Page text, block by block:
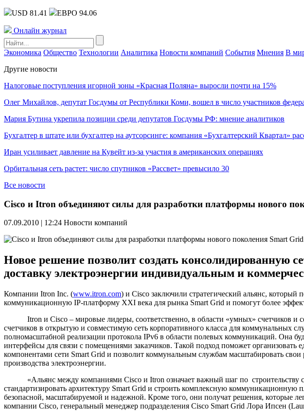
USD 81.41 ЕВРО 94.06
Онлайн журнал
Экономика Общество Технологии Аналитика Новости компаний События Мнения В
Другие новости
Налоговые поступления игорной зоны «Красная Поляна» выросли почти на 15%
Олег Михайлов, депутат Госдумы от Республики Коми, вошел в число участников
Мария Бутина укрепила позиции среди депутатов Госдумы РФ: мнение аналитиков
Бухгалтер в штате или бухгалтер на аутсорсинге: компания «Бухгалтерский Квартал»
Иран усиливает давление на Кувейт из-за участия в американских операциях
Орбитальная сеть растет: число спутников «Рассвет» превысило 30
Все новости
Cisco и Itron объединяют силы для разработки платформы нового
07.09.2010 | 12:24 Новости компаний
Новое решение позволит создать консолидированную
доставку электроэнергии индивидуальным и
Компании Itron Inc. (www.itron.com) и Cisco заключили стратегический альянс,
коммуникационную IP-платформу XXI века для рынка Smart Grid и помогут более
Itron и Cisco – мировые лидеры, соответственно, в области «умных» счетчиков и
счетчиков в открытую и совместимую сеть корпоративного класса для коммунальных
полномасштабной реализации протокола IPv6 в области полевых коммуникаций. Она
интерфейсы для связи с помещениями заказчиков. Такой подход поможет
компонентами сети Smart Grid и позволит коммунальным службам масштабировать
производства электроэнергии.
«Альянс между компаниями Cisco и Itron означает важный шаг по строительству
стандартизировать архитектуру Smart Grid и строить комплексную коммуникационную
безопасной, масштабируемой и надежной. Кроме того, они получат решения, которые
компании Cisco, генеральный менеджер подразделения Cisco Smart Grid Лора Ипсен